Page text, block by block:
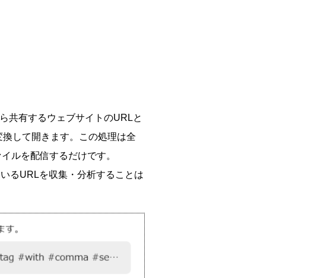
共有するウェブサイトのURLと
して開きます。この処理は全
ルを配信するだけです。
るURLを収集・分析することは